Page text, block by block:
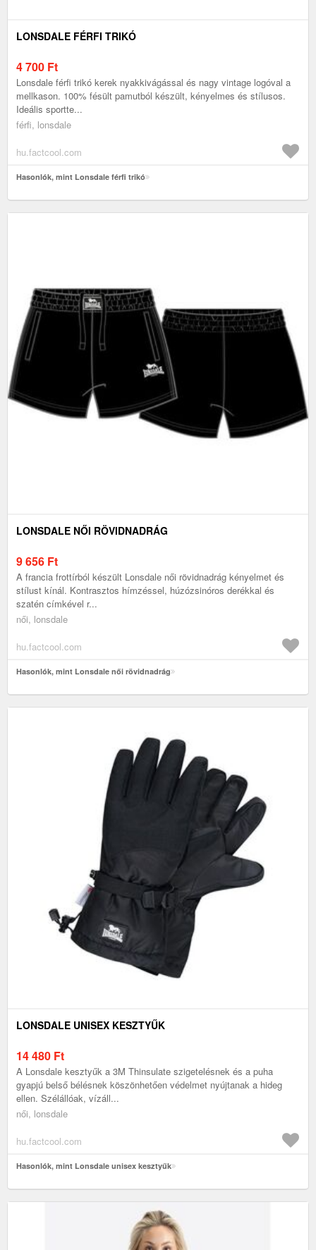
LONSDALE FÉRFI TRIKÓ
4 700 Ft
Lonsdale férfi trikó kerek nyakkivágással és nagy vintage logóval a
mellkason. 100% fésült pamutból készült, kényelmes és stílusos.
Ideális sportte...
férfi, lonsdale
hu.factcool.com
Hasonlók, mint Lonsdale férfi trikó
LONSDALE NŐI RÖVIDNADRÁG
9 656 Ft
A francia frottírból készült Lonsdale női rövidnadrág kényelmet és
stílust kínál. Kontrasztos hímzéssel, húzózsinóros derékkal és
szatén címkével r...
női, lonsdale
hu.factcool.com
Hasonlók, mint Lonsdale női rövidnadrág
LONSDALE UNISEX KESZTYŰK
14 480 Ft
A Lonsdale kesztyűk a 3M Thinsulate szigetelésnek és a puha
gyapjú belső bélésnek köszönhetően védelmet nyújtanak a hideg
ellen. Szélállóak, vízáll...
női, lonsdale
hu.factcool.com
Hasonlók, mint Lonsdale unisex kesztyűk